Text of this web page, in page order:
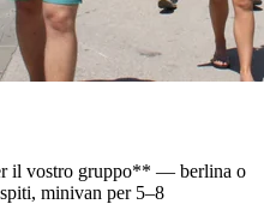
il vostro gruppo** — berlina o
minivan per 5–8